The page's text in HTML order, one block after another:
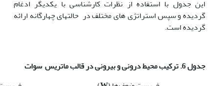
این جدول با استفاده از نظرات کارشناسی با یکدیگر ادغام
گردیده و سپس استراتژی های مختلف در حالت­های چهارگانه ارائه
گردیده است.
جدول 6. ترکیب محیط درونی و بیرونی در قالب ماتریس
سوات